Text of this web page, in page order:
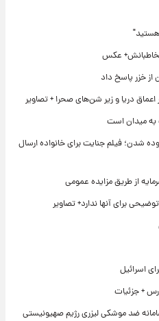
عکس
دریا و زیر شن‌های صحرا + تصاویر
به میدان است
شدن؛ فیلم جنایت برای خانواده ارسال
از طریق مزایده عمومی
اسرائیل
+ جزئیات
ضد موشکی لیزری رژیم صهیونیستی